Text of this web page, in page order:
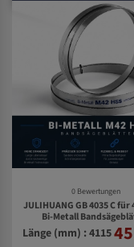
0 Bewertungen
JULIHUANG GB 4035 C für
Bi-Metall
Länge (mm) : 4115